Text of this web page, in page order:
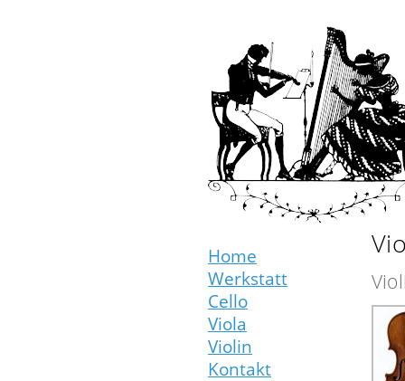
Home
Werkstatt
Cello
Viola
Violin
Kontakt